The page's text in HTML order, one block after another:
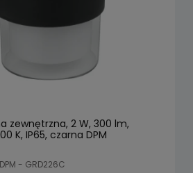
zewnętrzna, 2 W, 300 lm,
K, IP65, czarna DPM
DPM - GRD226C